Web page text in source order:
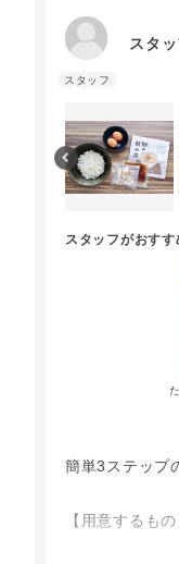
スタ
スタッフがおす
簡単3ステップ
【用意するもの
・郷の親子丼